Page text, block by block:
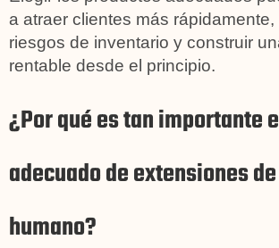
a atraer clientes más rápidamente,
riesgos de inventario y construir
rentable desde el principio.
¿Por qué es tan importante
adecuado de extensiones
humano?